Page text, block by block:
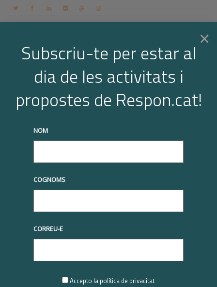
Contacte Espai membres Login CA
Arxiu per a l'etiqueta: Inclusió social
Home
Inclusió social
×
Subscriu-te per estar al
dia de les activitats i
propostes de Respon.cat!
NOM
COGNOMS
CORREU-E
Accepto la política de privacitat